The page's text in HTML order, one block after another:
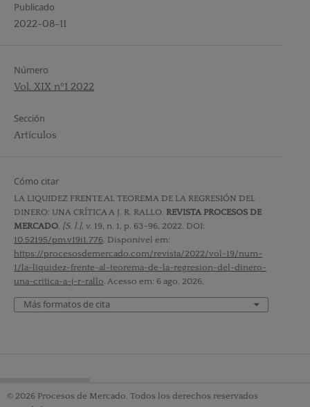
Publicado
2022-08-11
Número
Vol. XIX nº1 2022
Sección
Artículos
Cómo citar
LA LIQUIDEZ FRENTE AL TEOREMA DE LA REGRESIÓN DEL
DINERO: UNA CRÍTICA A J. R. RALLO. REVISTA PROCESOS DE
MERCADO, [S. l.], v. 19, n. 1, p. 63–96, 2022. DOI:
10.52195/pm.v19i1.776. Disponível em:
https://procesosdemercado.com/revista/2022/vol-19/num-
1/la-liquidez-frente-al-teorema-de-la-regresion-del-dinero-
una-critica-a-j-r-rallo. Acesso em: 6 ago. 2026.
Más formatos de cita
© 2026 Procesos de Mercado. Todos los derechos reservados